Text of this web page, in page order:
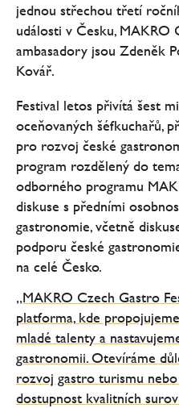
jednou střechou třetí
události v Česku, MAKRO
ambasadory jsou Zdeněk
Kovář.
Festival letos přivítá šest
oceňovaných šéfkuchařů,
pro rozvoj české
program rozdělený do
odborného programu
diskuse s předními
gastronomie, včetně
podporu české
na celé Česko.
„MAKRO Czech Gastro
platforma, kde
mladé talenty a
gastronomii. Otevíráme
rozvoj gastro turismu
dostupnost kvalitních